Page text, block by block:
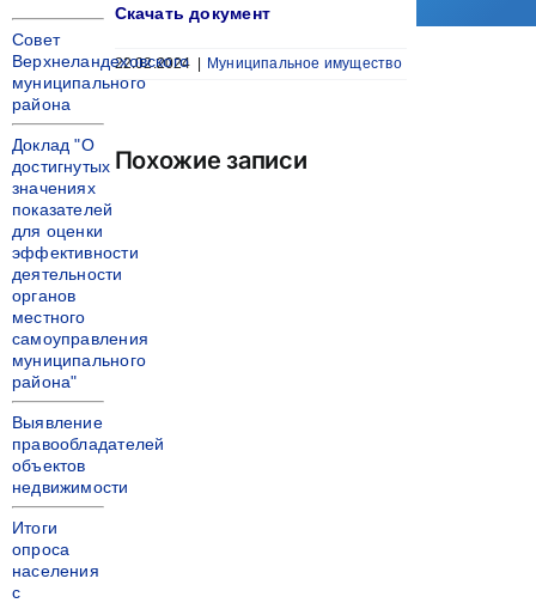
Скачать документ
22.02.2024 Муниципальное имущество
Похожие записи
Совет
Верхнеландеховского
муниципального
района
Доклад "О
достигнутых
значениях
показателей
для оценки
эффективности
деятельности
органов
местного
самоуправления
муниципального
района"
Выявление
правообладателей
объектов
недвижимости
Итоги
опроса
населения
с